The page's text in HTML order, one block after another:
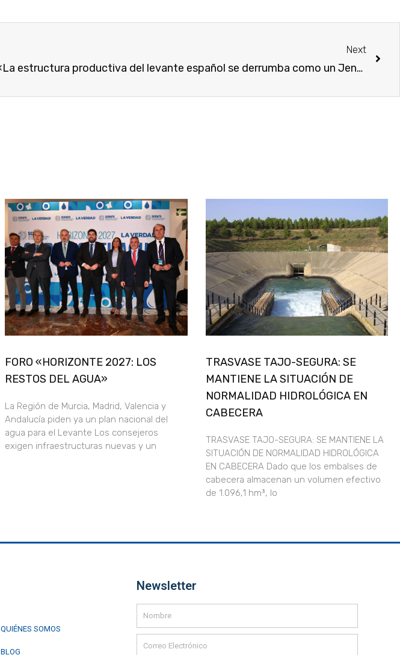
Next
«La estructura productiva del levante español se derrumba como un Jenga»
FORO «HORIZONTE 2027: LOS
RESTOS DEL AGUA»
La Región de Murcia, Madrid, Valencia y
Andalucía piden ya un plan nacional del
agua para el Levante Los consejeros
exigen infraestructuras nuevas y un
TRASVASE TAJO-SEGURA: SE
MANTIENE LA SITUACIÓN DE
NORMALIDAD HIDROLÓGICA EN
CABECERA
TRASVASE TAJO-SEGURA: SE MANTIENE LA
SITUACIÓN DE NORMALIDAD HIDROLÓGICA
EN CABECERA Dado que los embalses de
cabecera almacenan un volumen efectivo
de 1.096,1 hm³, lo
QUIÉNES SOMOS
BLOG
Newsletter